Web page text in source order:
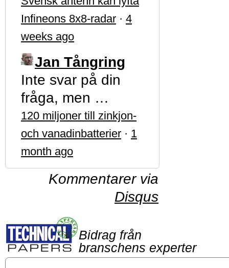
Infineons 8x8-radar · 4
weeks ago
Jan Tångring
Inte svar på din
fråga, men …
120 miljoner till zinkjon-
och vanadinbatterier · 1
month ago
Kommentarer via
Disqus
Bidrag från
branschens experter